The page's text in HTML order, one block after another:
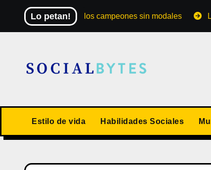
contenido
Lo petan!
El Mundial de los campeones sin modales Los
Estilo de vida Habilidades Sociales